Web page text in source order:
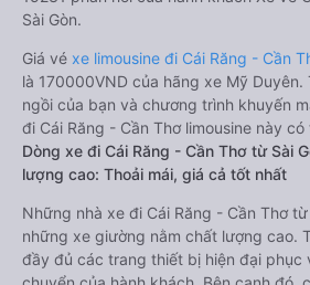
Sài Gòn.
Giá vé xe limousine đi Cái Răng - Cần
là 170000VND của hãng xe Mỹ
ngồi của bạn và chương trình khuyến
đi Cái Răng - Cần Thơ limousine này có
Dòng xe đi Cái Răng - Cần Thơ từ Sài
lượng cao: Thoải mái, giá cả tốt nhất
Những nhà xe đi Cái Răng - Cần Thơ
những xe giường nằm chất lượng cao.
đầy đủ các trang thiết bị hiện đại phục